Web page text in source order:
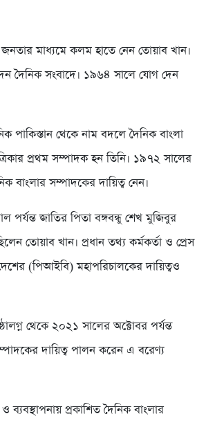
জনতার মাধ্যমে কলম হাতে নেন তোয়াব খান।
দৈনিক সংবাদে। ১৯৬৪ সালে যোগ দেন
পাকিস্তান থেকে নাম বদলে দৈনিক বাংলা
প্রথম সম্পাদক হন তিনি। ১৯৭২ সালের
বাংলার সম্পাদকের দায়িত্ব নেন।
জাতির পিতা বঙ্গবন্ধু শেখ মুজিবুর
তোয়াব খান। প্রধান তথ্য কর্মকর্তা ও প্রেস
(পিআইবি) মহাপরিচালকের দায়িত্বও
থেকে ২০২১ সালের অক্টোবর পর্যন্ত
দায়িত্ব পালন করেন এ বরেণ্য
প্রকাশিত দৈনিক বাংলার